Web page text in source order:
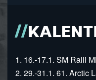
1. 16.-17.1. SM Ralli
2. 29.-31.1. 61. Arctic